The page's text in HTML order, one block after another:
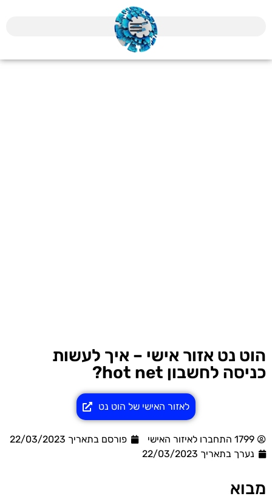
הוט נט אזור אישי – איך לעשות
כניסה לחשבון hot net?
לאזור האישי של הוט נט
1799 התחברו לאיזור האישי
פורסם בתאריך 22/03/2023
נערך בתאריך 22/03/2023
מבוא